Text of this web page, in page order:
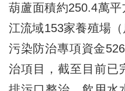
葫蘆面積約250.4萬
江流域153家養殖場
污染防治專項資金
治項目，截至目前已